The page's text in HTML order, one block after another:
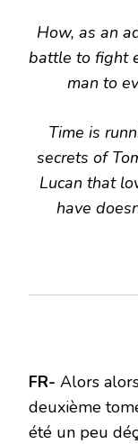
How, as an
battle to fight
man to
Time is
secrets of
Lucan that
have
FR- Alors
deuxième
été un peu